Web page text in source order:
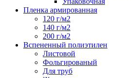
Пленка армированная
120 г/м2
140 г/м2
200 г/м2
Вспененный полиэтилен
Листовой
Фольгированый
Для труб